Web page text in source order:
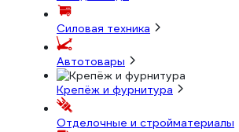
Силовая техника
Автотовары
Крепёж и фурнитура
Отделочные и стройматериалы